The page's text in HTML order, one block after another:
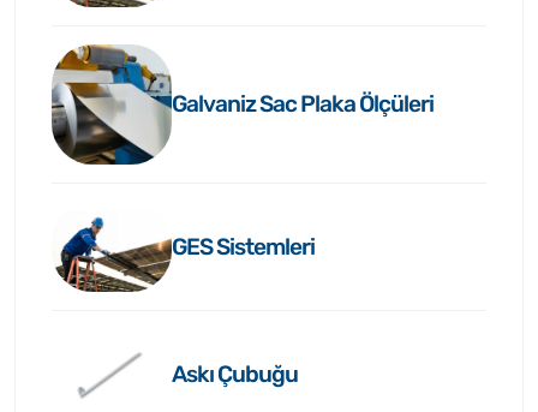
Galvaniz Sac Plaka Ölçüleri
GES Sistemleri
Askı Çubuğu